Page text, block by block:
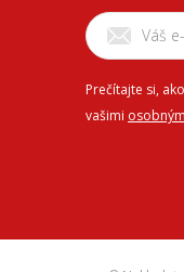
Prečítajte si,
vašimi